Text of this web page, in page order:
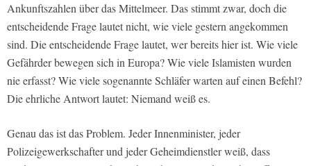
Ankunftszahlen über das Mittelmeer. Das stimmt zwar, doch die
entscheidende Frage lautet nicht, wie viele gestern angekommen
sind. Die entscheidende Frage lautet, wer bereits hier ist. Wie viele
Gefährder bewegen sich in Europa? Wie viele Islamisten wurden
nie erfasst? Wie viele sogenannte Schläfer warten auf einen Befehl?
Die ehrliche Antwort lautet: Niemand weiß es.
Genau das ist das Problem. Jeder Innenminister, jeder
Polizeigewerkschafter und jeder Geheimdienstler weiß, dass